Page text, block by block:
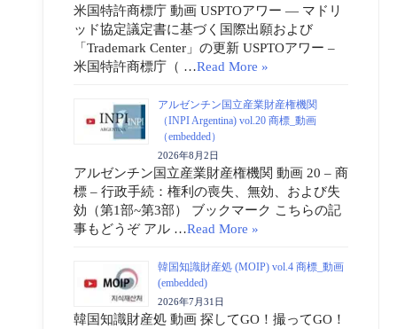
米国特許商標庁 動画 USPTOアワー ― マドリ
ッド協定議定書に基づく国際出願および
「Trademark Center」の更新 USPTOアワー –
米国特許商標庁（ …Read More »
アルゼンチン国立産業財産権機関
（INPI Argentina) vol.20 商標_動画
（embedded）
2026年8月2日
アルゼンチン国立産業財産権機関 動画 20 – 商
標 – 行政手続：権利の喪失、無効、および失
効（第1部~第3部） ブックマーク こちらの記
事もどうぞ アル …Read More »
韓国知識財産処 (MOIP) vol.4 商標_動画
(embedded)
2026年7月31日
韓国知識財産処 動画 探してGO！撮ってGO！